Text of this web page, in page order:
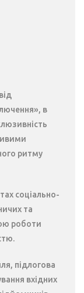
в
ритму
соціально-
та
роботи
підлогова
вхідних